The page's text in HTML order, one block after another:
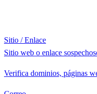
Sitio / Enlace
Sitio web o enlace
Verifica dominios, páginas